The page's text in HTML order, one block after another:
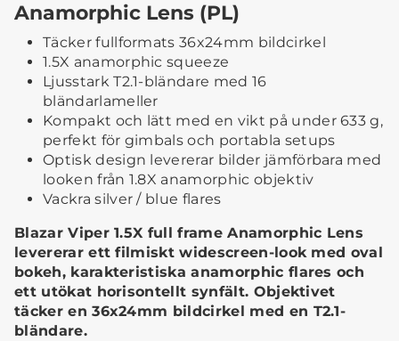
Anamorphic Lens (PL)
Täcker fullformats 36x24mm bildcirkel
1.5X anamorphic squeeze
Ljusstark T2.1-bländare med 16
bländarlameller
Kompakt och lätt med en vikt på under 633 g,
perfekt för gimbals och portabla setups
Optisk design levererar bilder jämförbara med
looken från 1.8X anamorphic objektiv
Vackra silver / blue flares
Blazar Viper 1.5X full frame Anamorphic Lens
levererar ett filmiskt widescreen-look med oval
bokeh, karakteristiska anamorphic flares och
ett utökat horisontellt synfält. Objektivet
täcker en 36x24mm bildcirkel med en T2.1-
bländare.